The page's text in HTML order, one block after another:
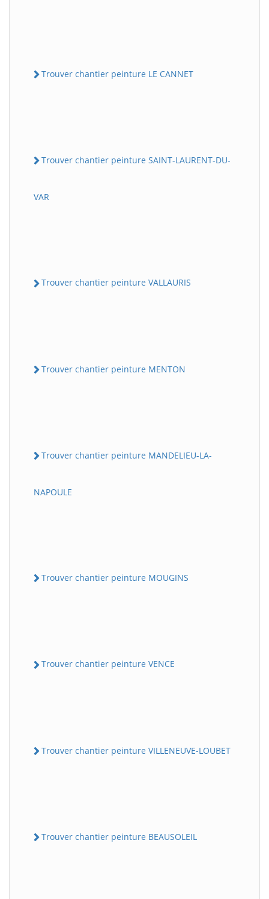
Trouver chantier peinture LE CANNET
Trouver chantier peinture SAINT-LAURENT-DU-
VAR
Trouver chantier peinture VALLAURIS
Trouver chantier peinture MENTON
Trouver chantier peinture MANDELIEU-LA-
NAPOULE
Trouver chantier peinture MOUGINS
Trouver chantier peinture VENCE
Trouver chantier peinture VILLENEUVE-LOUBET
Trouver chantier peinture BEAUSOLEIL